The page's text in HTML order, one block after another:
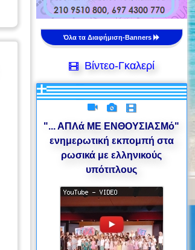
Όλα τα Διαφήμιση-Banners
Βίντεο-Γκαλερί
"... ΑΠΛά ΜΕ ΕΝΘΟΥΣΙΑΣΜό"
ενημερωτική εκπομπή στα
ρωσικά με ελληνικούς
υπότιτλους